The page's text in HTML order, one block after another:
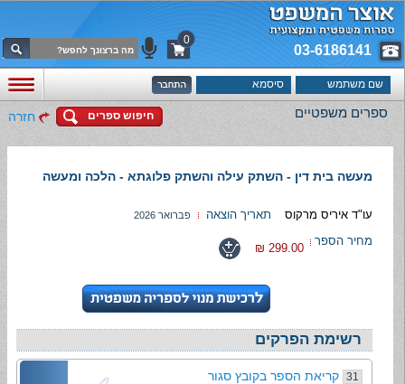
03-6186141
0
ספרים משפטיים חיפוש ספרים חזרה
מעשה בית דין - השתק עילה והשתק פלוגתא - הלכה ומעשה
עו"ד איריס מרקוס תאריך הוצאה פברואר 2026
מחיר הספר
299.00 ₪
רשימת הפרקים
קריאת הספר בקובץ סגור